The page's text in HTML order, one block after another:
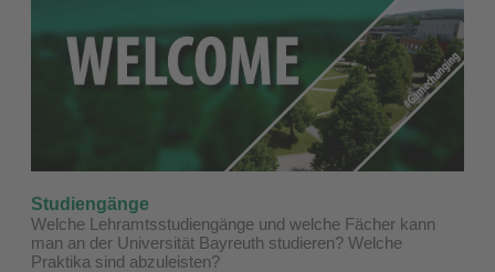
Studiengänge
Welche Lehramtsstudiengänge und welche Fächer kann
man an der Universität Bayreuth studieren? Welche
Praktika sind abzuleisten?